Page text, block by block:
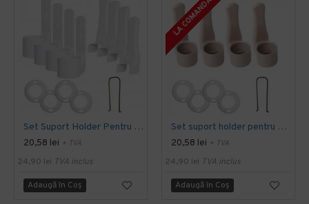
Set Suport Holder Pentru Dispenser - Alb
20,58 lei + TVA
24,90 lei TVA inclus
Adaugă în Coş
LA COMANDA
Set suport holder pentru dispenser - culoare crem
20,58 lei + TVA
24,90 lei TVA inclus
Adaugă în Coş